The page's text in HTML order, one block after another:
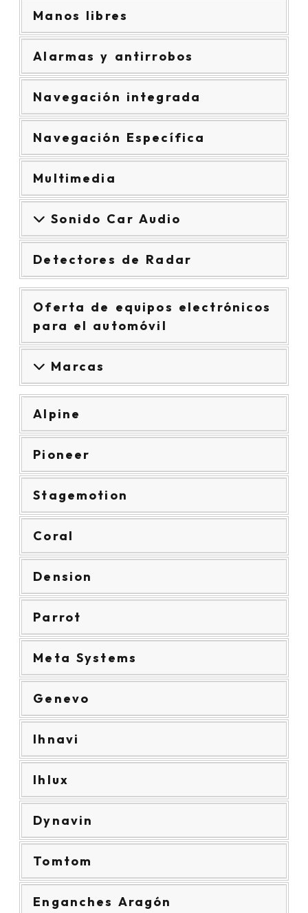
Manos libres
Alarmas y antirrobos
Navegación integrada
Navegación Específica
Multimedia
Sonido Car Audio
Detectores de Radar
Oferta de equipos electrónicos
para el automóvil
Marcas
Alpine
Pioneer
Stagemotion
Coral
Dension
Parrot
Meta Systems
Genevo
Ihnavi
Ihlux
Dynavin
Tomtom
Enganches Aragón